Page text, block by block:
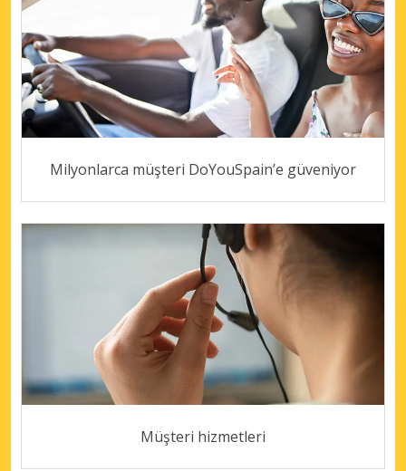
Milyonlarca müşteri DoYouSpain’e güveniyor
Müşteri hizmetleri